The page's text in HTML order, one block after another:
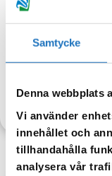
Samtycke
Denna webbplats
Vi använder
innehållet och
tillhandahålla
analysera vår
hur arbetet går.
Tappa gärna upp
TILLBAKA